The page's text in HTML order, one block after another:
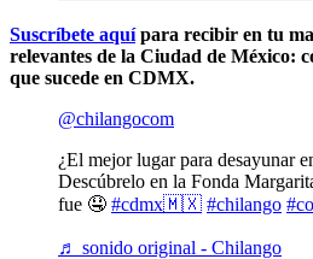
Suscríbete aquípara recibir en tu
relevantes de la Ciudad de México:
que sucede en CDMX.
@chilangocom
¿El mejor lugar para desayunar
Descúbrelo en la Fonda
fue 🤤 #cdmx🇲🇽 #chilango
♬ sonido original - Chilango